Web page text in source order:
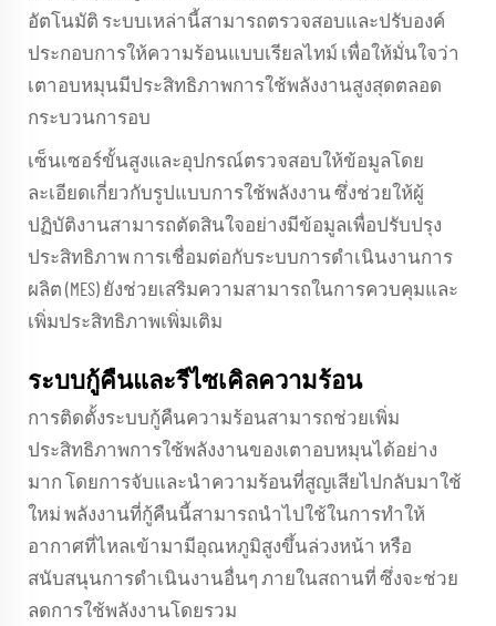
อัตโนมัติ ระบบเหล่านี้สามารถตรวจสอบและปรับองค์
ประกอบการให้ความร้อนแบบเรียลไทม์ เพื่อให้มั่นใจว่า
เตาอบหมุนมีประสิทธิภาพการใช้พลังงานสูงสุดตลอด
กระบวนการอบ
เซ็นเซอร์ขั้นสูงและอุปกรณ์ตรวจสอบให้ข้อมูลโดย
ละเอียดเกี่ยวกับรูปแบบการใช้พลังงาน ซึ่งช่วยให้ผู้
ปฏิบัติงานสามารถตัดสินใจอย่างมีข้อมูลเพื่อปรับปรุง
ประสิทธิภาพ การเชื่อมต่อกับระบบการดำเนินงานการ
ผลิต (MES) ยังช่วยเสริมความสามารถในการควบคุมและ
เพิ่มประสิทธิภาพเพิ่มเติม
ระบบกู้คืนและรีไซเคิลความร้อน
การติดตั้งระบบกู้คืนความร้อนสามารถช่วยเพิ่ม
ประสิทธิภาพการใช้พลังงานของเตาอบหมุนได้อย่าง
มาก โดยการจับและนำความร้อนที่สูญเสียไปกลับมาใช้
ใหม่ พลังงานที่กู้คืนนี้สามารถนำไปใช้ในการทำให้
อากาศที่ไหลเข้ามามีอุณหภูมิสูงขึ้นล่วงหน้า หรือ
สนับสนุนการดำเนินงานอื่นๆ ภายในสถานที่ ซึ่งจะช่วย
ลดการใช้พลังงานโดยรวม